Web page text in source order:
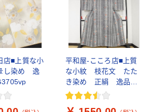
店■上質な小
染め 逸
平和屋-こころ店■上質
な小紋 枝花文 たた
き染め 正絹 逸品
AAAI7849Aog